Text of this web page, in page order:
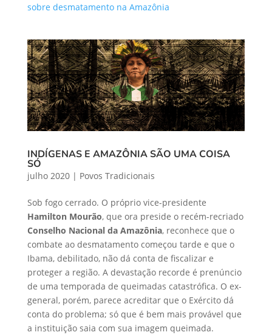
sobre desmatamento na Amazônia
INDÍGENAS E AMAZÔNIA SÃO UMA COISA
SÓ
julho 2020| Povos Tradicionais
Sob fogo cerrado. O próprio vice-presidente
Hamilton Mourão, que ora preside o recém-recriado
Conselho Nacional da Amazônia, reconhece que o
combate ao desmatamento começou tarde e que o
Ibama, debilitado, não dá conta de fiscalizar e
proteger a região. A devastação recorde é prenúncio
de uma temporada de queimadas catastrófica. O ex-
general, porém, parece acreditar que o Exército dá
conta do problema; só que é bem mais provável que
a instituição saia com sua imagem queimada.